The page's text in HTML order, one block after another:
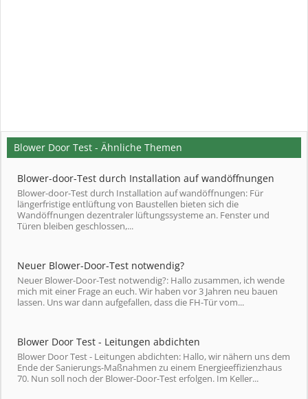
Blower Door Test - Ähnliche Themen
Blower-door-Test durch Installation auf wandöffnungen
Blower-door-Test durch Installation auf wandöffnungen: Für
längerfristige entlüftung von Baustellen bieten sich die
Wandöffnungen dezentraler lüftungssysteme an. Fenster und
Türen bleiben geschlossen,...
Neuer Blower-Door-Test notwendig?
Neuer Blower-Door-Test notwendig?: Hallo zusammen, ich wende
mich mit einer Frage an euch. Wir haben vor 3 Jahren neu bauen
lassen. Uns war dann aufgefallen, dass die FH-Tür vom...
Blower Door Test - Leitungen abdichten
Blower Door Test - Leitungen abdichten: Hallo, wir nähern uns dem
Ende der Sanierungs-Maßnahmen zu einem Energieeffizienzhaus
70. Nun soll noch der Blower-Door-Test erfolgen. Im Keller...